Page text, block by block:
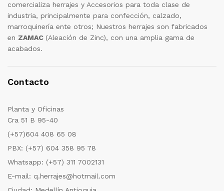
comercializa herrajes y Accesorios para toda clase de
industria, principalmente para confección, calzado,
marroquinería ente otros; Nuestros herrajes son fabricados
en ZAMAC (Aleación de Zinc), con una amplia gama de
acabados.
Contacto
Planta y Oficinas
Cra 51 B 95-40
(+57)604 408 65 08
PBX: (+57) 604 358 95 78
Whatsapp: (+57) 311 7002131
E-mail: q.herrajes@hotmail.com